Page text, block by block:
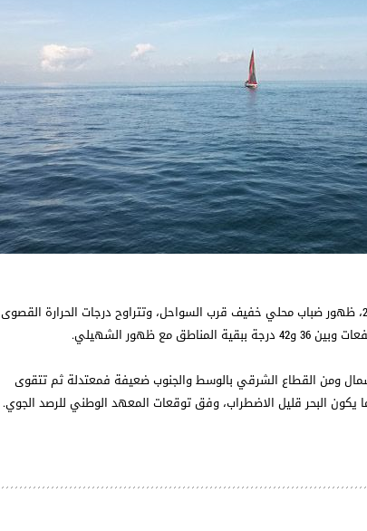
يشهد طقس اليوم السبت 10 أوت 2024، ظهور ضباب محلي خفيف قرب السواحل، وتتراوح درجات الحرارة القصوى
ومن القطاع الشرقي بالوسط والجنوب ضعيفة فمعتدلة ثم تتقوى
يكون البحر قليل الاضطراب، وفق توقعات المعهد الوطني للرصد الجوي.